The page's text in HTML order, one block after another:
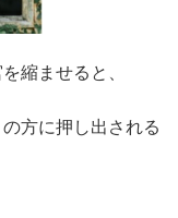
縮ませると、
方に押し出される